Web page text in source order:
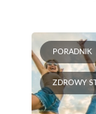
PORADNIK
ZDROWY